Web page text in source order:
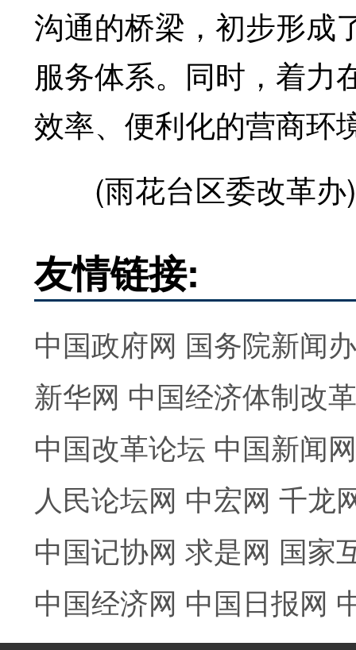
沟通的桥梁，初步形成
服务体系。同时，着力
效率、便利化的营商环
(雨花台区委改革办)
友情链接:
中国政府网 国务院新闻
新华网 中国经济体制改
中国改革论坛 中国新闻网
人民论坛网 中宏网 千龙
中国记协网 求是网 国家
中国经济网 中国日报网